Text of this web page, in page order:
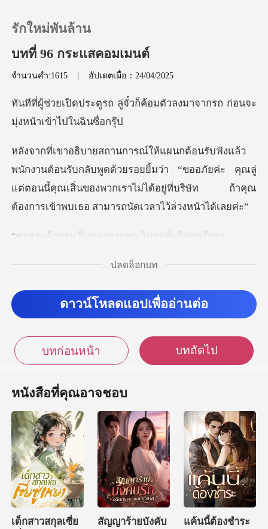
เติมเงิน
ประวัติการอ่าน
ออกจากระบบ
ดาวน์โหลดแอป
รักใหม่พันล้าน
บทที่ 96 กระแสคอมเมนต์
จำนวนคำ:1615 | อัปเดตเมื่อ：24/04/2025
่จั๋วก็ค้อมตัวลงมาจากรถ ก่อนจ
ูดด้วยรอยยิ้มว่า “ขออภัยค่ะ คุณลู่
แต่ตอนนี้คุณเสิ่นของพวกเราไม่ได้อย
ปลดล็อกบท
ดาวน์โหลดแอปเพื่ออ่านต่อ
บทก่อนหน้า บทถัดไป
หนังสือที่คุณอาจชอบ
เด็กสาวสกุลเซี่ย
สัญญาร้ายบังคับ
แค้นนี้ต้องชำระ